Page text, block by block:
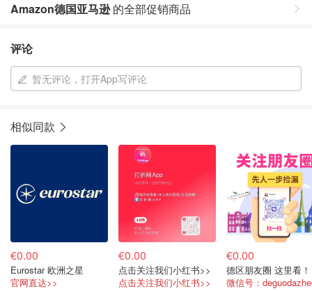
Amazon德国亚马逊的全部促销商品
评论
暂无评论，打开App写评论
相似同款
€0.00
Eurostar 欧洲之星
官网直达>>
€0.00
点击关注我们小红书>>
点击关注我们小红书>>
€0.00
德区朋友圈 这里看！
微信号：